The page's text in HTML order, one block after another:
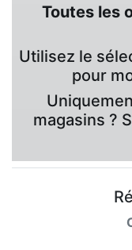
Toutes les
Utilisez le
pour
magasins ?